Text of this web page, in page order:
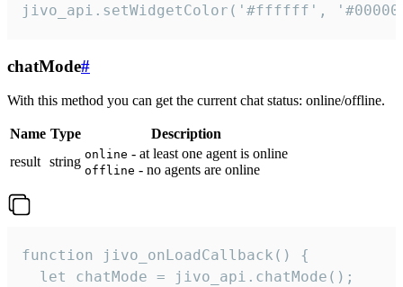
jivo_api.setWidgetColor('#ffffff',
chatMode#
With this method you can get the current chat status: online/offline.
Name Type
Description
result string online - at least one agent is online
offline - no agents are online
function jivo_onLoadCallback() {
  let chatMode = jivo_api.chatMode();